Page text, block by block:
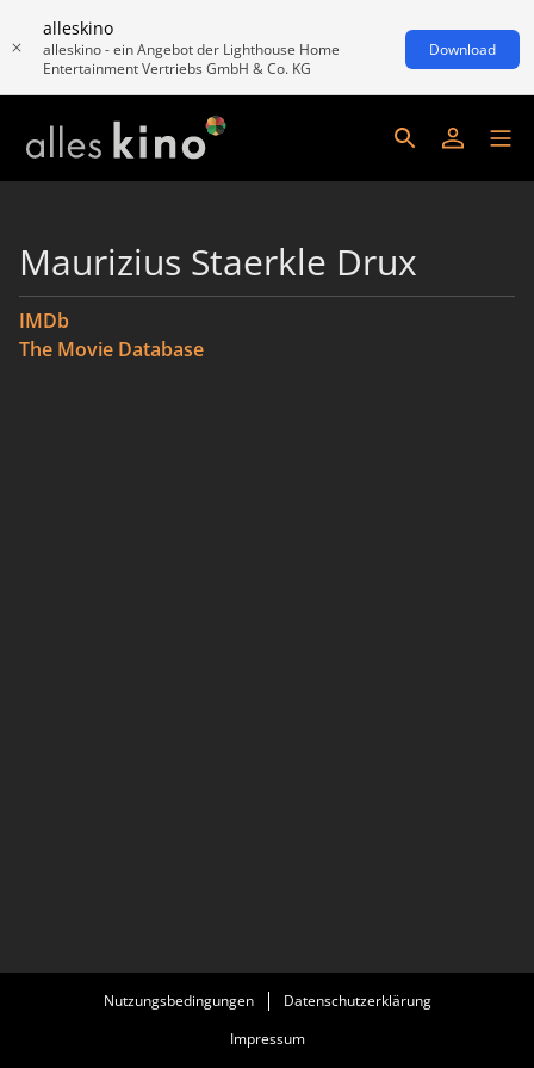
alleskino
alleskino - ein Angebot der Lighthouse Home
Entertainment Vertriebs GmbH & Co. KG
Download
Maurizius Staerkle Drux
IMDb
The Movie Database
Nutzungsbedingungen
Datenschutzerklärung
Impressum